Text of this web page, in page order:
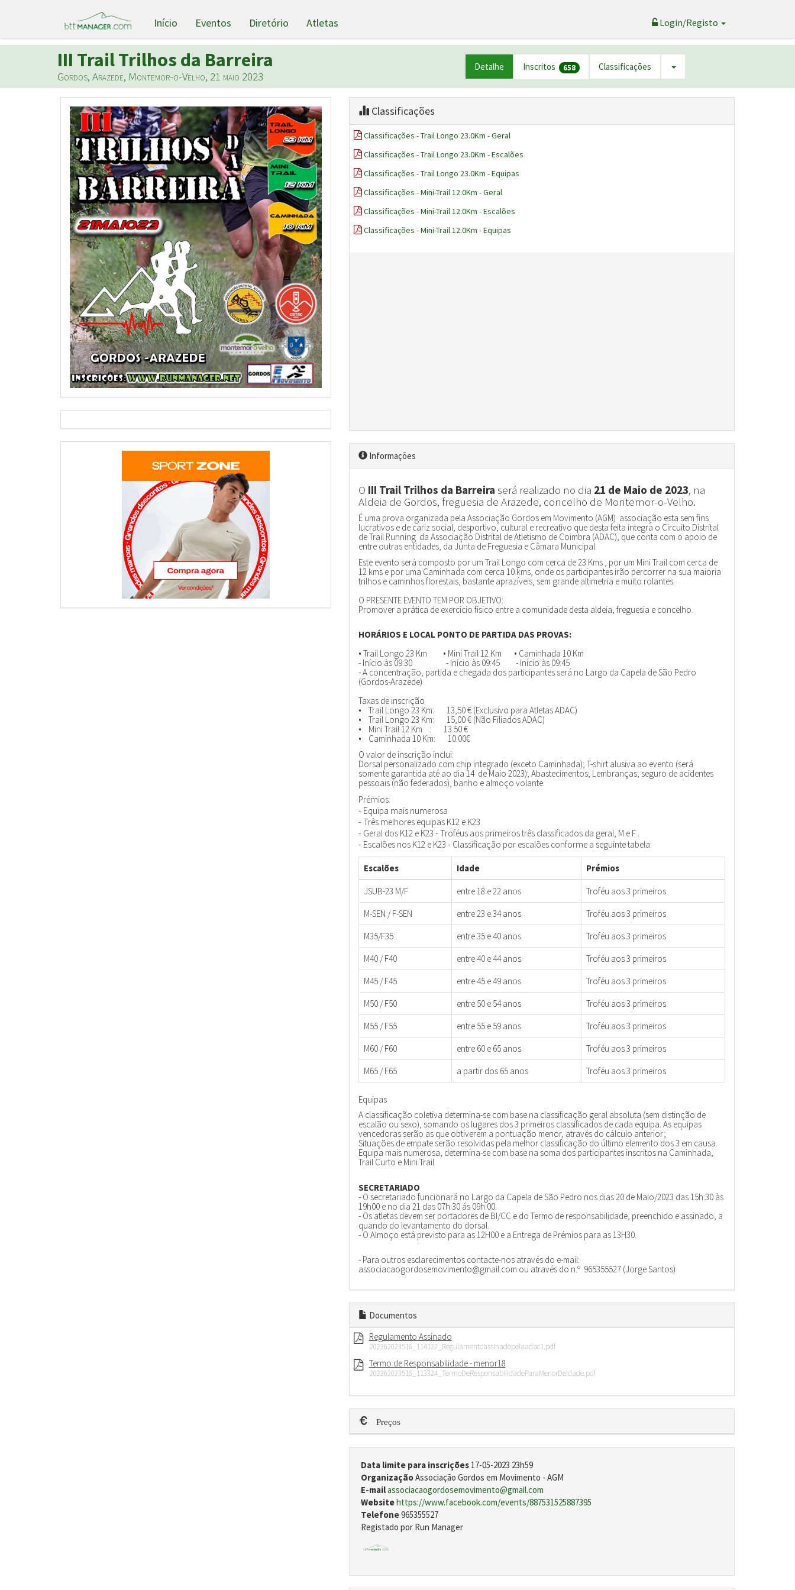
Início Eventos Diretório Atletas Login/Registo
III Trail Trilhos da Barreira
Gordos, Arazede, Montemor-o-Velho, 21 maio 2023
Detalhe Inscritos 658 Classificações
Classificações
Classificações - Trail Longo 23.0Km - Geral
Classificações - Trail Longo 23.0Km - Escalões
Classificações - Trail Longo 23.0Km - Equipas
Classificações - Mini-Trail 12.0Km - Geral
Classificações - Mini-Trail 12.0Km - Escalões
Classificações - Mini-Trail 12.0Km - Equipas
Informações
O III Trail Trilhos da Barreira será realizado no dia 21 de Maio de 2023, na
Aldeia de Gordos, freguesia de Arazede, concelho de Montemor-o-Velho.
É uma prova organizada pela Associação Gordos em Movimento (AGM) associação esta sem fins
lucrativos e de cariz social, desportivo, cultural e recreativo que desta feita integra o Circuito Distrital
de Trail Running da Associação Distrital de Atletismo de Coimbra (ADAC), que conta com o apoio de
entre outras entidades, da Junta de Freguesia e Câmara Municipal.
Este evento será composto por um Trail Longo com cerca de 23 Kms , por um Mini Trail com cerca de
12 kms e por uma Caminhada com cerca 10 kms, onde os participantes irão percorrer na sua maioria
trilhos e caminhos florestais, bastante aprazíveis, sem grande altimetria e muito rolantes.
O PRESENTE EVENTO TEM POR OBJETIVO:
Promover a prática de exercício físico entre a comunidade desta aldeia, freguesia e concelho.
HORÁRIOS E LOCAL PONTO DE PARTIDA DAS PROVAS:
• Trail Longo 23 Km • Mini Trail 12 Km • Caminhada 10 Km
- Início às 09:30 - Início às 09:45 - Início às 09:45
- A concentração, partida e chegada dos participantes será no Largo da Capela de São Pedro
(Gordos-Arazede)
Taxas de inscrição
• Trail Longo 23 Km: 13,50 € (Exclusivo para Atletas ADAC)
• Trail Longo 23 Km: 15,00 € (Não Filiados ADAC)
• Mini Trail 12 Km : 13.50 €
• Caminhada 10 Km: 10.00€
O valor de inscrição inclui:
Dorsal personalizado com chip integrado (exceto Caminhada); T-shirt alusiva ao evento (será
somente garantida até ao dia 14 de Maio 2023); Abastecimentos; Lembranças; seguro de acidentes
pessoais (não federados), banho e almoço volante.
Prémios:
- Equipa mais numerosa
- Três melhores equipas K12 e K23
- Geral dos K12 e K23 - Troféus aos primeiros três classificados da geral, M e F .
- Escalões nos K12 e K23 - Classificação por escalões conforme a seguinte tabela:
Escalões Idade Prémios
JSUB-23 M/F entre 18 e 22 anos
Troféu aos 3 primeiros
M-SEN / F-SEN
entre 23 e 34 anos
Troféu aos 3 primeiros
M35/F35
entre 35 e 40 anos
Troféu aos 3 primeiros
M40 / F40
entre 40 e 44 anos
Troféu aos 3 primeiros
M45 / F45
entre 45 e 49 anos
Troféu aos 3 primeiros
M50 / F50
entre 50 e 54 anos
Troféu aos 3 primeiros
M55 / F55
entre 55 e 59 anos
Troféu aos 3 primeiros
M60 / F60
entre 60 e 65 anos
Troféu aos 3 primeiros
M65 / F65
a partir dos 65 anos Troféu aos 3 primeiros
Equipas
A classificação coletiva determina-se com base na classificação geral absoluta (sem distinção de
escalão ou sexo), somando os lugares dos 3 primeiros classificados de cada equipa. As equipas
vencedoras serão as que obtiverem a pontuação menor, através do cálculo anterior;
Situações de empate serão resolvidas pela melhor classificação do último elemento dos 3 em causa.
Equipa mais numerosa, determina-se com base na soma dos participantes inscritos na Caminhada,
Trail Curto e Mini Trail.
SECRETARIADO
- O secretariado funcionará no Largo da Capela de São Pedro nos dias 20 de Maio/2023 das 15h:30 às
19h00 e no dia 21 das 07h:30 ás 09h:00.
- Os atletas devem ser portadores de BI/CC e do Termo de responsabilidade, preenchido e assinado, a
quando do levantamento do dorsal.
- O Almoço está previsto para as 12H00 e a Entrega de Prémios para as 13H30.
- Para outros esclarecimentos contacte-nos através do e-mail:
associacaogordosemovimento@gmail.com ou através do n.º 965355527 (Jorge Santos)
Documentos
Regulamento Assinado
202362023516_114122_Regulamentoassinadopelaadac1.pdf
Termo de Responsabilidade - menor18
202362023516_113324_TermoDeResponsabilidadeParaMenorDeIdade.pdf
Preços
Data limite para inscrições 17-05-2023 23h59
OrganizaçãoAssociação Gordos em Movimento - AGM
E-mailassociacaogordosemovimento@gmail.com
Websitehttps://www.facebook.com/events/887531525887395
Telefone965355527
Registado por Run Manager